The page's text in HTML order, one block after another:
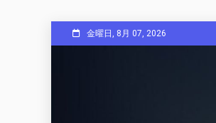
to
金曜日, 8月 07, 2026